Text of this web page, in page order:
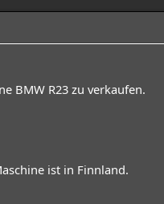
BMW R23 zu verkaufen.
ist in Finnland.